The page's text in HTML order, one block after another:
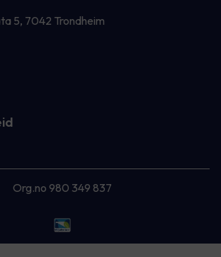
5, 7042 Trondheim
Org.no 980 349 837